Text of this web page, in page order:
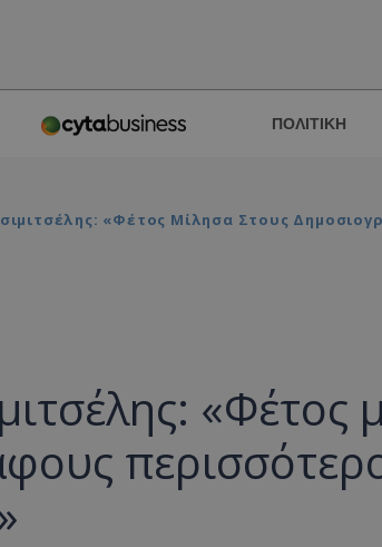
ΠΟΛΙΤΙΚΗ
«Φέτος Μίλησα Στους
«Φέτος